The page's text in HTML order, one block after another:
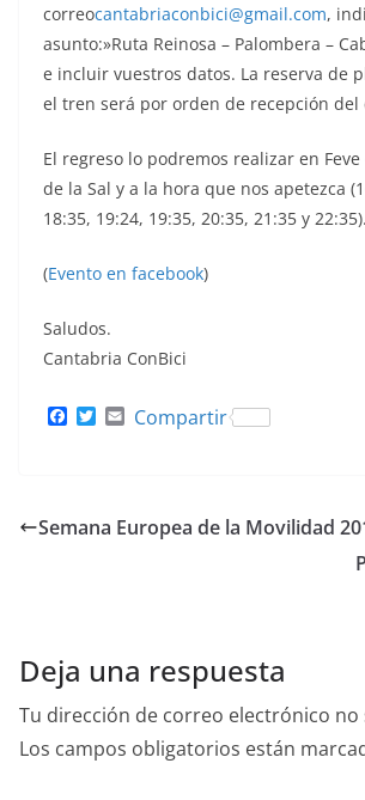
correocantabriaconbici@gmail.com,
asunto:»Ruta Reinosa – Palombera –
e incluir vuestros datos. La reserva de
el tren será por orden de recepción del
El regreso lo podremos realizar en Feve
de la Sal y a la hora que nos apetezca
18:35, 19:24, 19:35, 20:35, 21:35 y 22:35).
(Evento en facebook)
Saludos.
Cantabria ConBici
a
o
T
w
r
Compartir
Semana Europea de la Movilidad
Deja una respuesta
Tu dirección de correo electrónico no
Los campos obligatorios están